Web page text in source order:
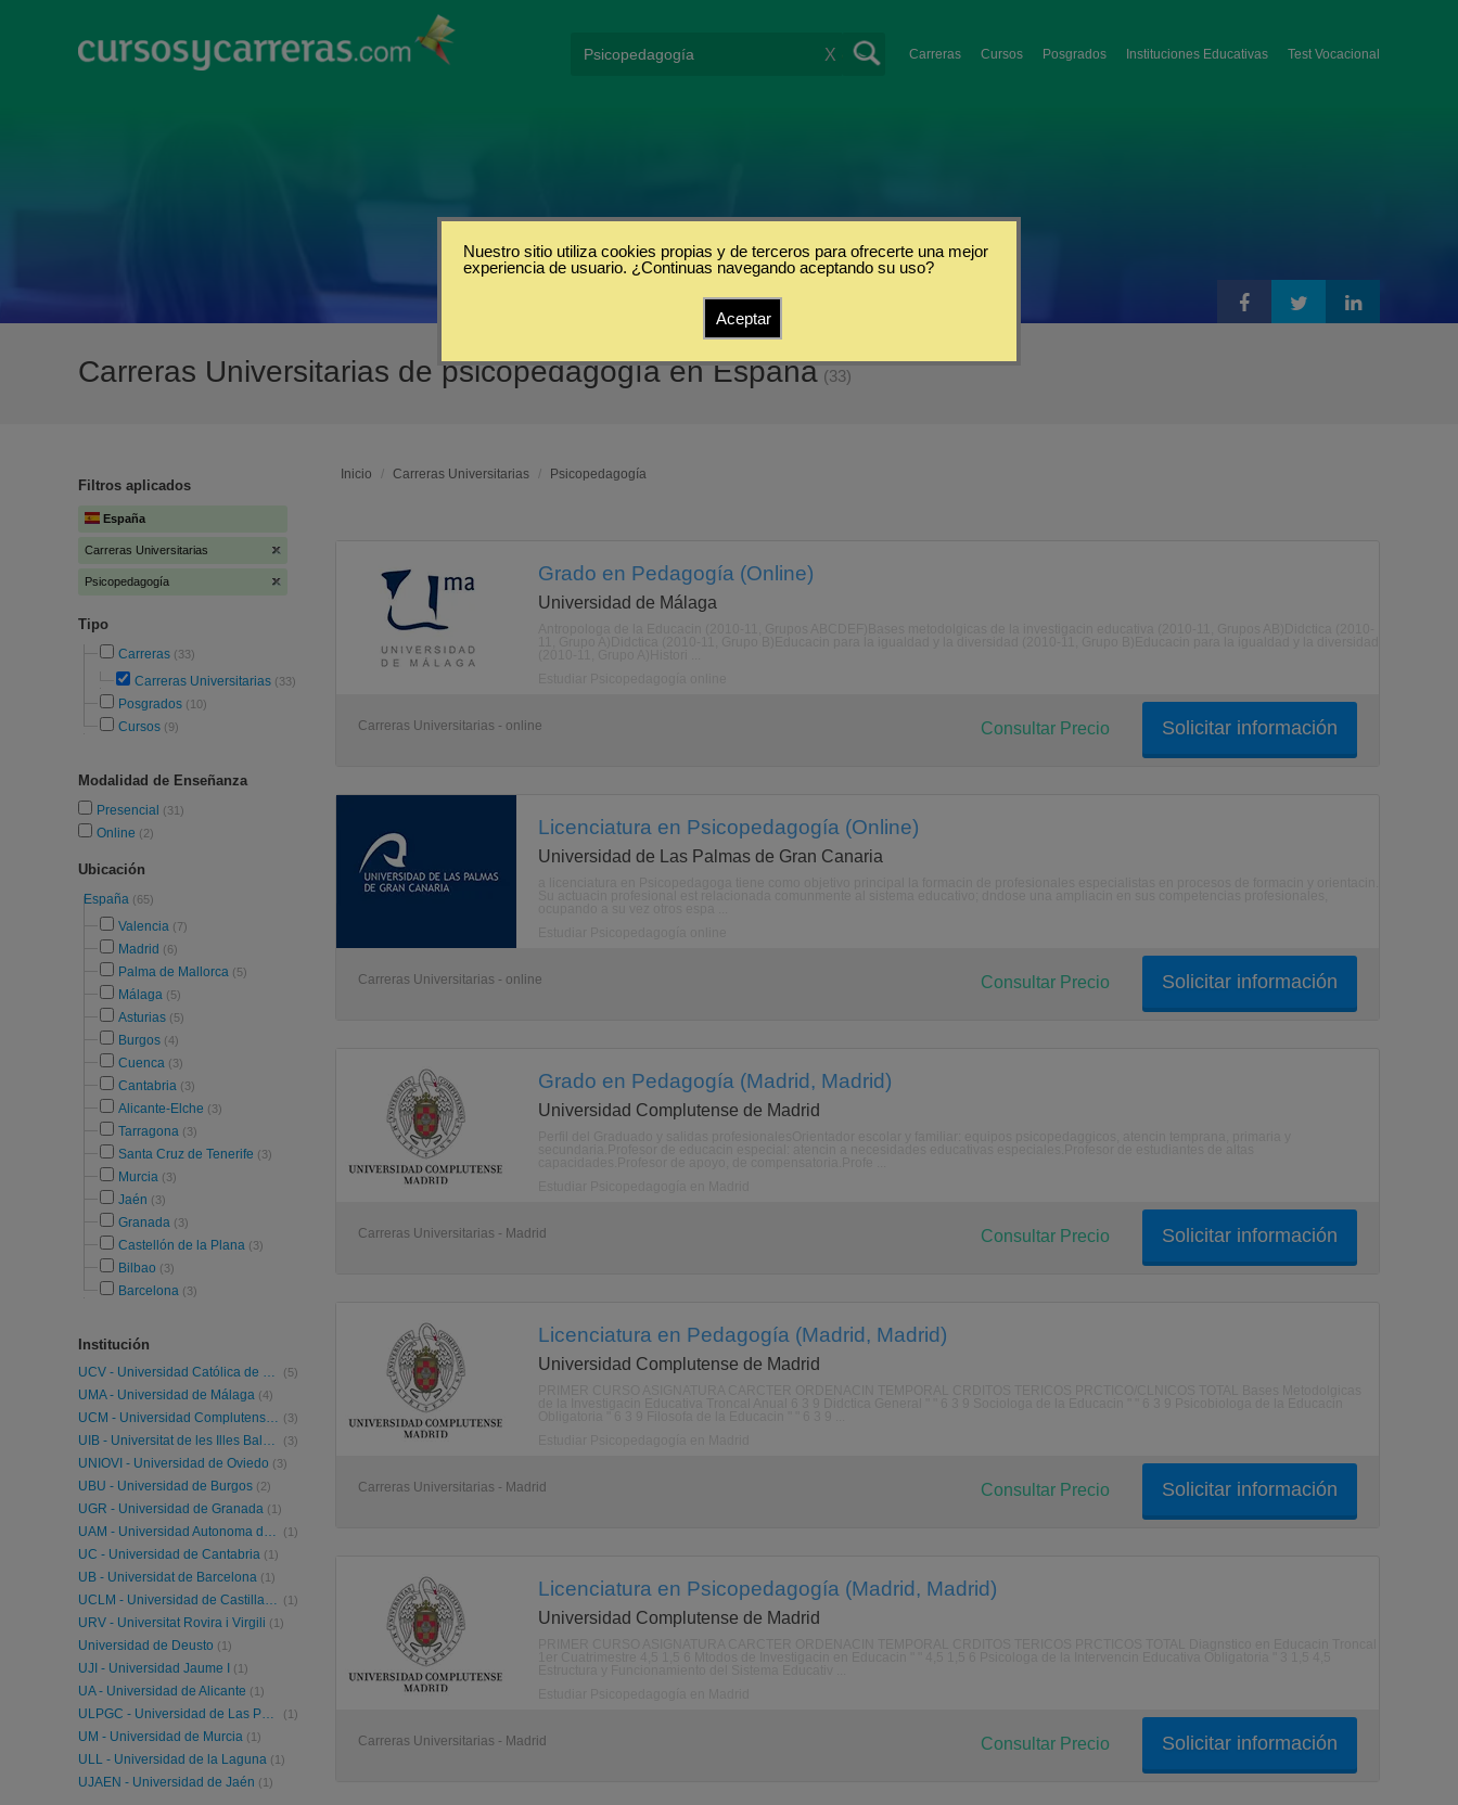
Carreras Cursos Posgrados Instituciones Educativas Test Vocacional
X
Carreras Universitarias de psicopedagogía en España (33)
Filtros aplicados
España
Carreras Universitarias
Psicopedagogía
Tipo
Carreras (33)
Carreras Universitarias (33)
Posgrados (10)
Cursos (9)
Modalidad de Enseñanza
Presencial (31)
Online (2)
Ubicación
España (65)
Valencia (7)
Madrid (6)
Palma de Mallorca (5)
Málaga (5)
Asturias (5)
Burgos (4)
Cuenca (3)
Cantabria (3)
Alicante-Elche (3)
Tarragona (3)
Santa Cruz de Tenerife (3)
Murcia (3)
Jaén (3)
Granada (3)
Castellón de la Plana (3)
Bilbao (3)
Barcelona (3)
Institución
UCV - Universidad Católica de Valencia (5)
UMA - Universidad de Málaga (4)
UCM - Universidad Complutense de Madrid (3)
UIB - Universitat de les Illes Balears (3)
UNIOVI - Universidad de Oviedo (3)
UBU - Universidad de Burgos (2)
UGR - Universidad de Granada (1)
UAM - Universidad Autonoma de Madrid (1)
UC - Universidad de Cantabria (1)
UB - Universidat de Barcelona (1)
UCLM - Universidad de Castilla-La Mancha (1)
URV - Universitat Rovira i Virgili (1)
Universidad de Deusto (1)
UJI - Universidad Jaume I (1)
UA - Universidad de Alicante (1)
ULPGC - Universidad de Las Palmas de Gran Canaria (1)
UM - Universidad de Murcia (1)
ULL - Universidad de la Laguna (1)
UJAEN - Universidad de Jaén (1)
Inicio / Carreras Universitarias / Psicopedagogía
Grado en Pedagogía (Online)
Universidad de Málaga
Carreras Universitarias - online Solicitar información
Consultar Precio
Licenciatura en Psicopedagogía (Online)
Universidad de Las Palmas de Gran Canaria
Carreras Universitarias - online Solicitar información
Consultar Precio
Grado en Pedagogía (Madrid, Madrid)
Universidad Complutense de Madrid
Carreras Universitarias - Madrid Solicitar información
Consultar Precio
Licenciatura en Pedagogía (Madrid, Madrid)
Universidad Complutense de Madrid
Carreras Universitarias - Madrid Solicitar información
Consultar Precio
Licenciatura en Psicopedagogía (Madrid, Madrid)
Universidad Complutense de Madrid
Carreras Universitarias - Madrid Solicitar información
Consultar Precio
Nuestro sitio utiliza cookies propias y de terceros para ofrecerte una mejor
experiencia de usuario. ¿Continuas navegando aceptando su uso?
Aceptar